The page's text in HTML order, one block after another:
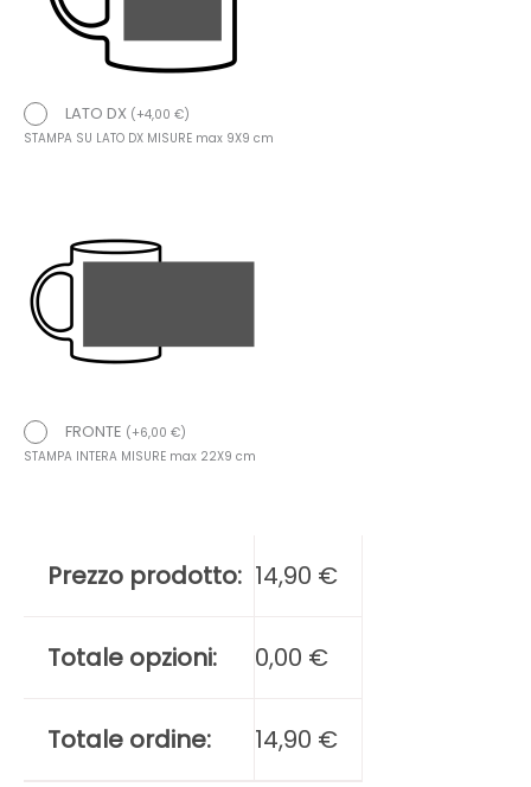
LATO DX (+4,00 €)
STAMPA SU LATO DX MISURE max 9X9 cm
FRONTE (+6,00 €)
STAMPA INTERA MISURE max 22X9 cm
Prezzo prodotto: 14,90 €
Totale opzioni: 0,00 €
Totale ordine: 14,90 €